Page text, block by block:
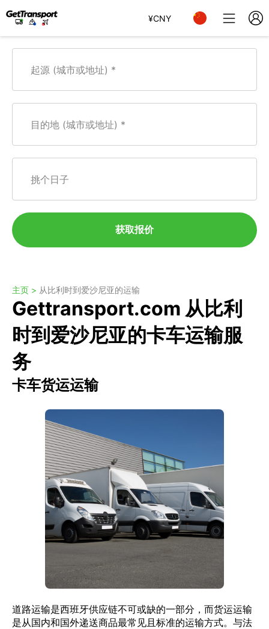
¥CNY
起源 (城市或地址)
目的地 (城市或地址)
挑个日子
获取报价
主页 > 从比利时到爱沙尼亚的运输
Gettransport.com 从比利
时到爱沙尼亚的卡车运输服
务
卡车货运运输
道路运输是西班牙供应链不可或缺的一部分，而货运运输
是从国内和国外递送商品最常见且标准的运输方式。与法